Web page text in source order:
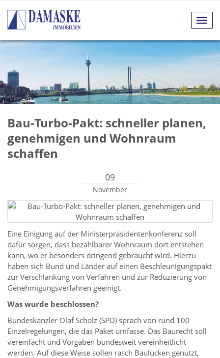
Bau-Turbo-Pakt: schneller planen,
genehmigen und Wohnraum
schaffen
09
November
Eine Einigung auf der Ministerpräsidentenkonferenz soll
dafür sorgen, dass bezahlbarer Wohnraum dort entstehen
kann, wo er besonders dringend gebraucht wird. Hierzu
haben sich Bund und Länder auf einen Beschleunigungspakt
zur Verschlankung von Verfahren und zur Reduzierung von
Genehmigungsverfahren geeinigt.
Was wurde beschlossen?
Bundeskanzler Olaf Scholz (SPD) sprach von rund 100
Einzelregelungen, die das Paket umfasse. Das Baurecht soll
vereinfacht und Vorgaben bundesweit vereinheitlicht
werden. Auf diese Weise sollen rasch Baulücken genutzt,